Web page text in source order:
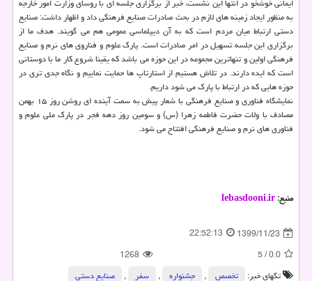
به منظور ایجاد زمینه های لازم در بحث صادرات صنایع فرهنگی داد و اظهار داشت: صنایع
دستی ارتباط میان مردم است که به آن دیپلماسی عمومی هم می گویند. هدف ما از
برگزاری این جلسه تسهیل در امر صادرات است. پارک علوم و فناروی های نرم و صنایع
فرهنگی اولین و تنهاترین مجموعه در این حوزه می باشد که یقینا شروع کار ما با دوستانی
است که ایده دارند. در تلاش هستیم از استارتاپ ها حمایت نماییم و نگاه جدی تری در
حوزه هایی که در ارتباط با پارک می شود داریم.
نمایشگاه فناوری و صنایع فرهنگی با شعار پیش به سمت آینده ای روشن روز ۱۵ بهمن
مصادف با ولات حضرت فاطمه زهرا (س) و سومین روز دهه فجر در پارک ملی علوم و
فناوری های نرم و صنایع فرهنگی افتتاح می شود.
منبع:lebasdooni.ir
1399/11/23
22:52:13
0.0
/
5
1268
تگهای خبر:
تخصص , جشنواره , سفر ,
صنایع دستی